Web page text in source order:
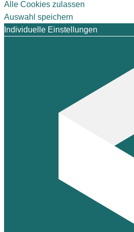
Alle Cookies zulassen
Auswahl speichern
Individuelle Einstellungen